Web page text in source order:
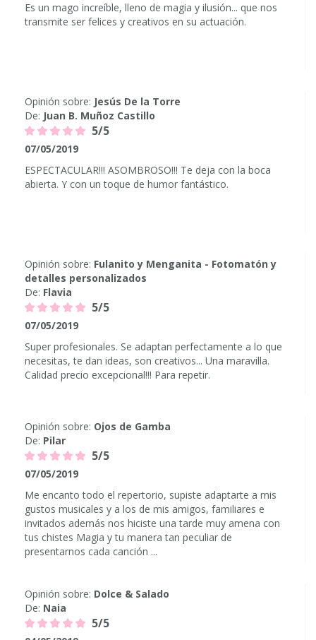
Es un mago increíble, lleno de magia y ilusión... que nos
transmite ser felices y creativos en su actuación.
Opinión sobre: Jesús De la Torre
De: Juan B. Muñoz Castillo
5/5
07/05/2019
ESPECTACULAR!!! ASOMBROSO!!! Te deja con la boca
abierta. Y con un toque de humor fantástico.
Opinión sobre: Fulanito y Menganita - Fotomatón y
detalles personalizados
De: Flavia
5/5
07/05/2019
Super profesionales. Se adaptan perfectamente a lo que
necesitas, te dan ideas, son creativos... Una maravilla.
Calidad precio excepcional!!! Para repetir.
Opinión sobre: Ojos de Gamba
De: Pilar
5/5
07/05/2019
Me encanto todo el repertorio, supiste adaptarte a mis
gustos musicales y a los de mis amigos, familiares e
invitados además nos hiciste una tarde muy amena con
tus chistes Magia y tu manera tan peculiar de
presentarnos cada canción ...
Opinión sobre: Dolce & Salado
De: Naia
5/5